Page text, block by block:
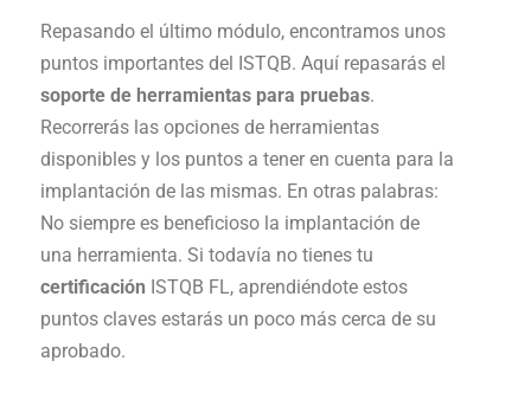
Repasando el último módulo, encontramos unos
puntos importantes del ISTQB. Aquí repasarás el
soporte de herramientas para pruebas.
Recorrerás las opciones de herramientas
disponibles y los puntos a tener en cuenta para la
implantación de las mismas. En otras palabras:
No siempre es beneficioso la implantación de
una herramienta. Si todavía no tienes tu
certificación ISTQB FL, aprendiéndote estos
puntos claves estarás un poco más cerca de su
aprobado.